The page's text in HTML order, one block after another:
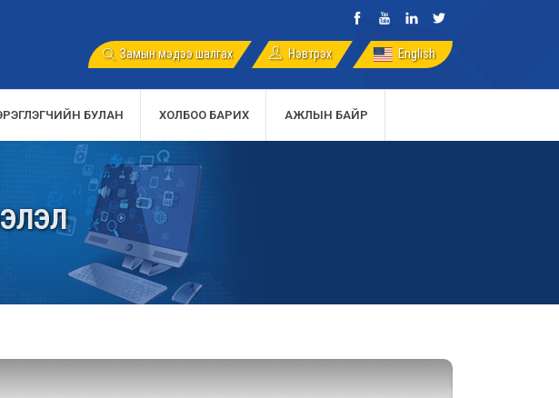
Замын мэдээ шалгах Нэвтрэх English
БУЛАН ХОЛБОО БАРИХ АЖЛЫН БАЙР